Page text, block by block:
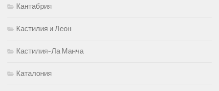
Кантабрия
Кастилия и Леон
Кастилия-Ла Манча
Каталония